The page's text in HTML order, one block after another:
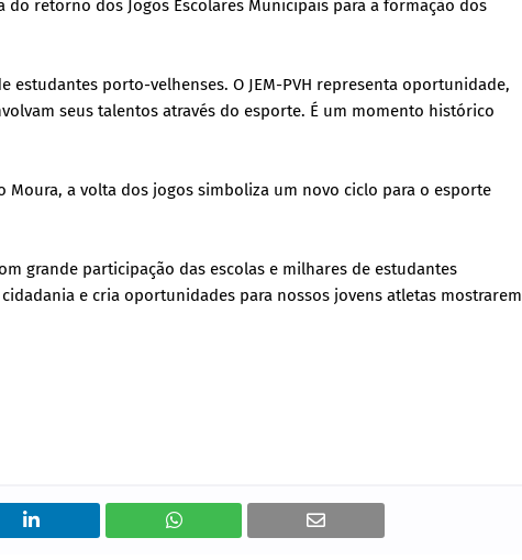
retorno dos Jogos Escolares Municipais para a formação dos
porto-velhenses. O JEM-PVH representa oportunidade,
seus talentos através do esporte. É um momento histórico
Moura, a volta dos jogos simboliza um novo ciclo para o esporte
grande participação das escolas e milhares de estudantes
e cria oportunidades para nossos jovens atletas mostrarem